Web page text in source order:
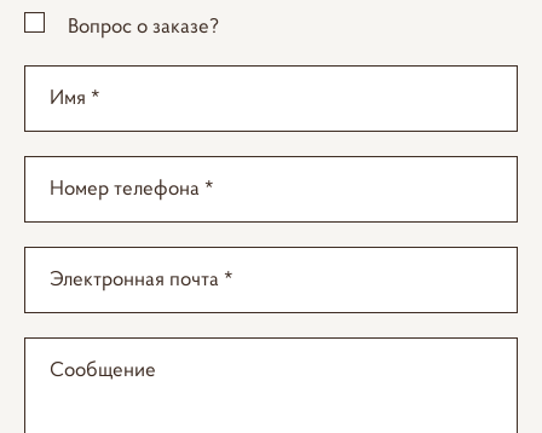
Вопрос о заказе?
Имя *
Номер телефона *
Электронная почта *
Сообщение